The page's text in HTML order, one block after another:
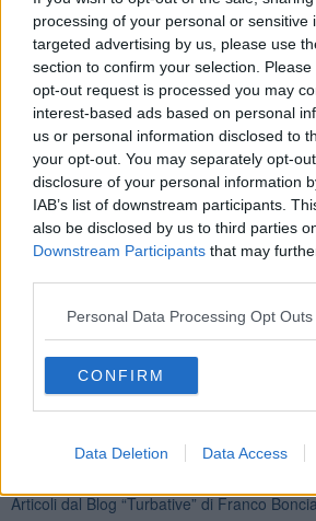
processing of your personal or sensitive
targeted advertising by us, please use
section to confirm your selection.
opt-out request is processed you may
interest-based ads based on personal
us or personal information disclosed to
your opt-out. You may separately opt-
disclosure of your personal information
IAB’s list of downstream participants.
also be disclosed by us to third parties
Downstream Participants that may
Personal Data Processing Opt Outs
CONFIRM
Data Deletion Data Access
si circondano di gente chenon possa
che si pensagrataefedele, innocua. E,
quadro attuale: quegli stessi personaggi
magari diventano sindaci, assessori,
Finirà che dovremo cambiarel'articolo uno
l'Italia è una repubblica democratica
Buon voto a tutti!
Franco Bonciani
Newsletter QUInews - ToscanaMedia.
alle 20:00 direttamente nella tua casella di
Ti potrebbe interessare anche:
Articoli dal Blog “Turbative” di Franco